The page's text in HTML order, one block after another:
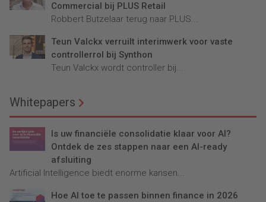
Commercial bij PLUS Retail
Robbert Butzelaar terug naar PLUS...
Teun Valckx verruilt interimwerk voor vaste
controllerrol bij Synthon
Teun Valckx wordt controller bij...
Whitepapers
Is uw financiële consolidatie klaar voor AI?
Ontdek de zes stappen naar een AI-ready
afsluiting
Artificial Intelligence biedt enorme kansen...
Hoe AI toe te passen binnen finance in 2026